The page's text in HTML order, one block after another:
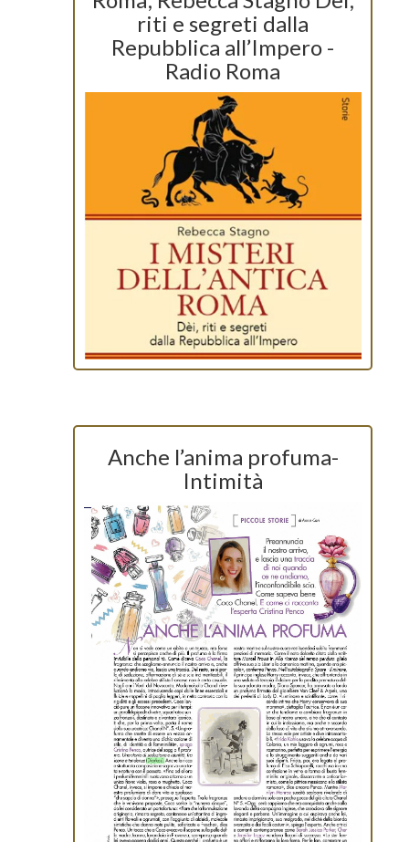
riti e segreti dalla
Repubblica all’Impero -
Radio Roma
Anche l’anima profuma-
Intimità